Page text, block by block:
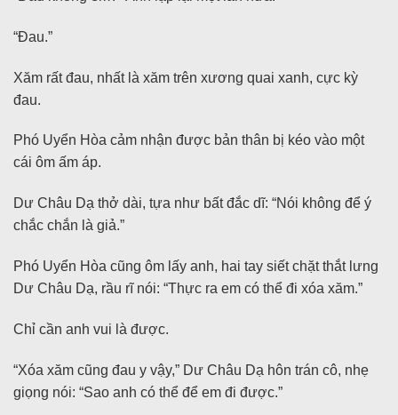
“Đau.”
Xăm rất đau, nhất là xăm trên xương quai xanh, cực kỳ
đau.
Phó Uyển Hòa cảm nhận được bản thân bị kéo vào một
cái ôm ấm áp.
Dư Châu Dạ thở dài, tựa như bất đắc dĩ: “Nói không để ý
chắc chắn là giả.”
Phó Uyển Hòa cũng ôm lấy anh, hai tay siết chặt thắt lưng
Dư Châu Dạ, rầu rĩ nói: “Thực ra em có thể đi xóa xăm.”
Chỉ cần anh vui là được.
“Xóa xăm cũng đau y vậy,” Dư Châu Dạ hôn trán cô, nhẹ
giọng nói: “Sao anh có thể để em đi được.”